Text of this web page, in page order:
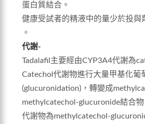
蛋白質結合。
健康受試者的精液中的量少於投與
。
代謝-
Tadalafil主要經由CYP3A4代謝為
Catechol代謝物進行大量甲基化葡
(glucuronidation)，轉變成
methylcatechol-glucuronide結合
代謝物為methylcatechol-